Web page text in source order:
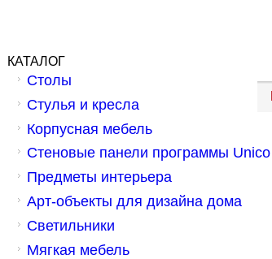
КАТАЛОГ
Столы
Стулья и кресла
Корпусная мебель
Стеновые панели программы Unico
Предметы интерьера
Арт-объекты для дизайна дома
Светильники
Мягкая мебель